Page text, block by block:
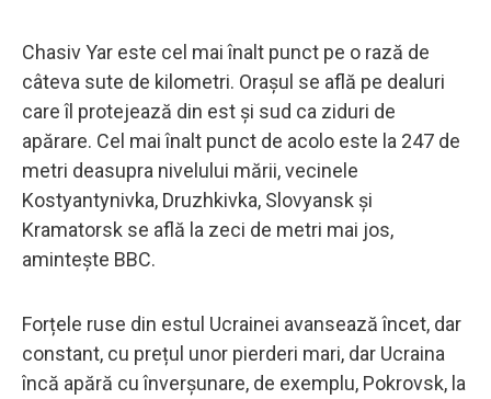
Chasiv Yar este cel mai înalt punct pe o rază de
câteva sute de kilometri. Orașul se află pe dealuri
care îl protejează din est și sud ca ziduri de
apărare. Cel mai înalt punct de acolo este la 247 de
metri deasupra nivelului mării, vecinele
Kostyantynivka, Druzhkivka, Slovyansk și
Kramatorsk se află la zeci de metri mai jos,
amintește BBC.
Forțele ruse din estul Ucrainei avansează încet, dar
constant, cu prețul unor pierderi mari, dar Ucraina
încă apără cu înverșunare, de exemplu, Pokrovsk, la